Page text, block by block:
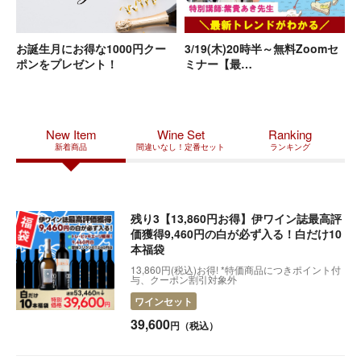
【セラーで寝かせた 飲み頃ワイン大放出】 試飲会(2/28
土)のお知らせ
2026.01.19 社長ハヤシの自腹リピートワイン5本セット
2025.12.04
【お知らせ】九州地方をはじめとする配送遅延につい
2025.11.01
案内
2025.10.17
【10/20〆切】 40％オフセットご購入お急ぎくださ
い！
2025.09.24 【5,830円お得に!】当たり年バローロとアマローネ
【限定各12本】今飲み頃！秋の熟成ピノ・ネロ
お誕生月にお得な1000円クー
ポンをプレゼント！
3/19(木)20時半～無料Zoomセ
ミナー【最…
New Item
新着商品
Wine Set
間違いなし！定番セット
Ranking
ランキング
残り3【13,860円お得】伊ワイン誌最高評
価獲得9,460円の白が必ず入る！白だけ10
本福袋
13,860円(税込)お得! *特価商品につきポイント付
与、クーポン割引対象外
ワインセット
39,600円（税込）